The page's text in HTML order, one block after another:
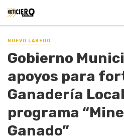
NUEVO LAREDO
Gobierno
apoyos para
Ganadería
programa
Ganado”